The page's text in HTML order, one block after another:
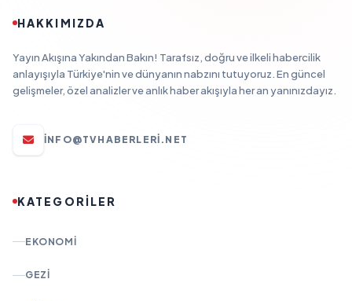
HAKKIMIZDA
Yayın Akışına Yakından Bakın! Tarafsız, doğru ve ilkeli habercilik
anlayışıyla Türkiye'nin ve dünyanın nabzını tutuyoruz. En güncel
gelişmeler, özel analizler ve anlık haber akışıyla her an yanınızdayız.
INFO@TVHABERLERI.NET
KATEGORİLER
EKONOMI
GEZI